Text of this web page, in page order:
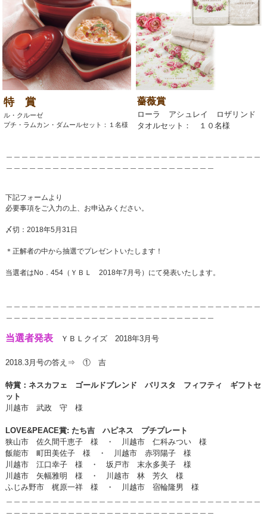
特 賞
ル・クルーゼ
プチ・ラムカン・ダムールセット：１名様
薔薇賞
ローラ アシュレイ ロザリンド
タオルセット： １０名様
下記フォームより
必要事項をご入力の上、お申込みください。
〆切：2018年5月31日
＊正解者の中から抽選でプレゼントいたします！
当選者はNo．454（ＹＢＬ 2018年7月号）にて発表いたします。
当選者発表 ＹＢＬクイズ 2018年3月号
2018.3月号の答え⇒ ① 吉
特賞：ネスカフェ ゴールドブレンド バリスタ フィフティ ギフトセ
ット
川越市 武政 守 様
LOVE&PEACE賞: たち吉 ハピネス プチプレート
狭山市 佐久間千恵子 様 ・ 川越市 仁科みつい 様
飯能市 町田美佐子 様 ・ 川越市 赤羽陽子 様
川越市 江口幸子様 ・ 坂戸市 末永多美子 様
川越市 矢幅雅明 様 ・ 川越市 林 芳久 様
ふじみ野市 梶原一祥 様 ・ 川越市 宿輪隆男 様